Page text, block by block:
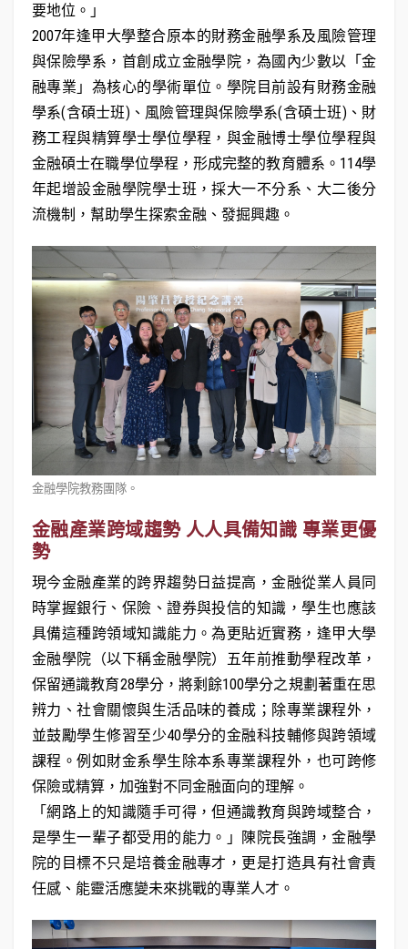
要地位。」
2007年逢甲大學整合原本的財務金融學系及風險管理
與保險學系，首創成立金融學院，為國內少數以「金
融專業」為核心的學術單位。學院目前設有財務金融
學系(含碩士班)、風險管理與保險學系(含碩士班)、財
務工程與精算學士學位學程，與金融博士學位學程與
金融碩士在職學位學程，形成完整的教育體系。114學
年起增設金融學院學士班，採大一不分系、大二後分
流機制，幫助學生探索金融、發掘興趣。
金融學院教務團隊。
金融產業跨域趨勢 人人具備知識 專業更優
勢
現今金融產業的跨界趨勢日益提高，金融從業人員同
時掌握銀行、保險、證券與投信的知識，學生也應該
具備這種跨領域知識能力。為更貼近實務，逢甲大學
金融學院（以下稱金融學院）五年前推動學程改革，
保留通識教育28學分，將剩餘100學分之規劃著重在思
辨力、社會關懷與生活品味的養成；除專業課程外，
並鼓勵學生修習至少40學分的金融科技輔修與跨領域
課程。例如財金系學生除本系專業課程外，也可跨修
保險或精算，加強對不同金融面向的理解。
「網路上的知識隨手可得，但通識教育與跨域整合，
是學生一輩子都受用的能力。」陳院長強調，金融學
院的目標不只是培養金融專才，更是打造具有社會責
任感、能靈活應變未來挑戰的專業人才。